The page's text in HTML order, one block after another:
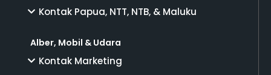
Kontak Papua, NTT, NTB, & Maluku
Alber, Mobil & Udara
Kontak Marketing